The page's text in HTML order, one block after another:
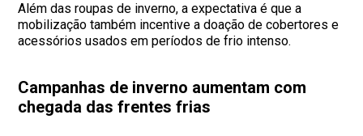
Além das roupas de inverno, a expectativa é que a
mobilização também incentive a doação de cobertores e
acessórios usados em períodos de frio intenso.
Campanhas de inverno aumentam com
chegada das frentes frias